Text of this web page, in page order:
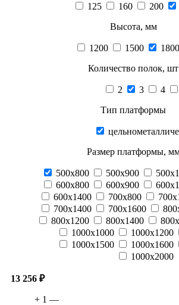
125 160 200
Высота, мм
1200 1500 1800
Количество полок, шт
2 3 4
Тип платформы
Размер платформы,
500х800 500х900
600х800
600х900
600х1400
700х800
700х1400
700х1600
800х1200
800х1400
1000х1000
1000х1200
1000х1500
1000х1600
1000х2000
13 256 ₽
+ 1 —